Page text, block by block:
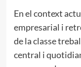
En el context
empresarial i
de la classe
central i